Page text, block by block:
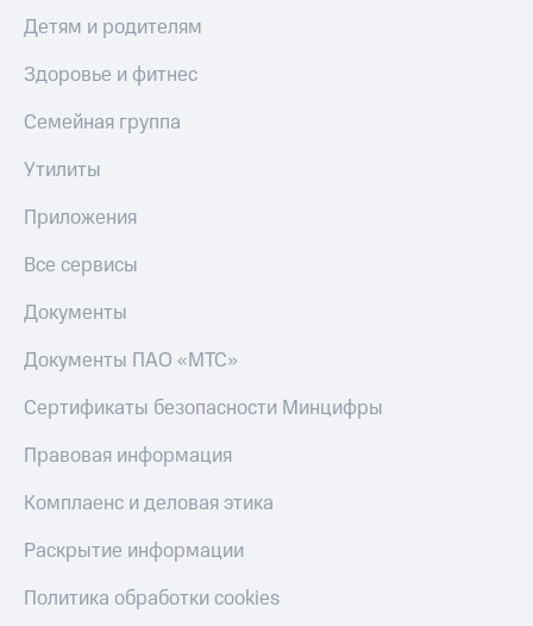
Детям и родителям
Здоровье и фитнес
Семейная группа
Утилиты
Приложения
Все сервисы
Документы
Документы ПАО «МТС»
Сертификаты безопасности Минцифры
Правовая информация
Комплаенс и деловая этика
Раскрытие информации
Политика обработки cookies